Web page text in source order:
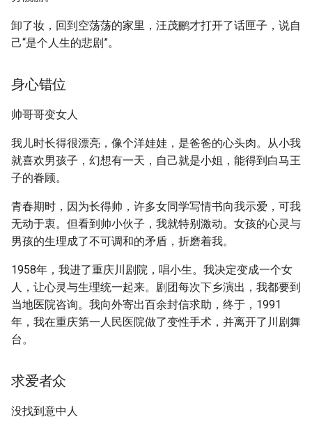
卸了妆，回到空荡荡的家里，汪茂鹂才打开了话匣子，说自
己“是个人生的悲剧”。
身心错位
帅哥哥变女人
我儿时长得很漂亮，像个洋娃娃，是爸爸的心头肉。从小我
就喜欢男孩子，幻想有一天，自己就是小姐，能得到白马王
子的眷顾。
青春期时，因为长得帅，许多女同学写情书向我示爱，可我
无动于衷。但看到帅小伙子，我就特别激动。女孩的心灵与
男孩的生理成了不可调和的矛盾，折磨着我。
1958年，我进了重庆川剧院，唱小生。我决定变成一个女
人，让心灵与生理统一起来。剧团每次下乡演出，我都要到
当地医院咨询。我向外寄出百余封信求助，终于，1991
年，我在重庆第一人民医院做了变性手术，并离开了川剧舞
台。
求爱者众
没找到意中人